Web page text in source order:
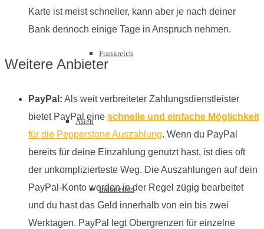
Frankreich
Asien
Indonesien
Karte ist meist schneller, kann aber je nach deiner
Bank dennoch einige Tage in Anspruch nehmen.
Weitere Anbieter
PayPal: Als weit verbreiteter Zahlungsdienstleister
bietet PayPal eine schnelle und einfache Möglichkeit
für die Pepperstone Auszahlung. Wenn du PayPal
bereits für deine Einzahlung genutzt hast, ist dies oft
der unkomplizierteste Weg. Die Auszahlungen auf dein
PayPal-Konto werden in der Regel zügig bearbeitet
und du hast das Geld innerhalb von ein bis zwei
Werktagen. PayPal legt Obergrenzen für einzelne